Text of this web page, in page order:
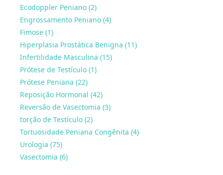
Ecodoppler Peniano (2)
Engrossamento Peniano (4)
Fimose (1)
Hiperplasia Prostática Benigna (11)
Infertilidade Masculina (15)
Prótese de Testículo (1)
Prótese Peniana (22)
Reposição Hormonal (42)
Reversão de Vasectomia (3)
torção de Testículo (2)
Tortuosidade Peniana Congênita (4)
Urologia (75)
Vasectomia (6)